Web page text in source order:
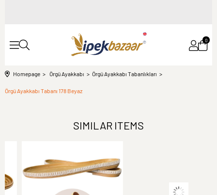
0
Homepage Örgü Ayakkabı Örgü Ayakkabı Tabanlıkları
Örgü Ayakkabı Tabanı 178 Beyaz
SIMILAR ITEMS